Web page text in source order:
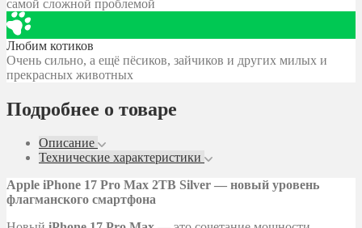
самой сложной проблемой
Любим котиков
Очень сильно, а ещё пёсиков, зайчиков и других милых и
прекрасных животных
Подробнее о товаре
Описание
Технические характеристики
Apple iPhone 17 Pro Max 2TB Silver — новый уровень
флагманского смартфона